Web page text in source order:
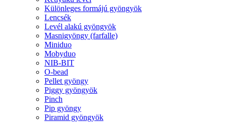
Különleges formájú gyöngyök
Lencsék
Levél alakú gyöngyök
Masnigyöngy (farfalle)
Miniduo
Mobyduo
NIB-BIT
O-bead
Pellet gyöngy
Piggy gyöngyök
Pinch
Pip gyöngy
Piramid gyöngyök